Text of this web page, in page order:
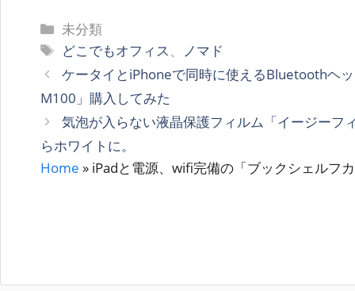
カ
テ
ゴ
ー
未分類
タ
グ
どこでもオフィス、
ノマド
ケータイとiPhoneで同時に使えるBluetoothヘ
M100」購入してみた
気泡が入らない液晶保護フィルム「イージーフ
らホワイトに。
Home » iPadと電源、wifi完備の「ブックシェルフ